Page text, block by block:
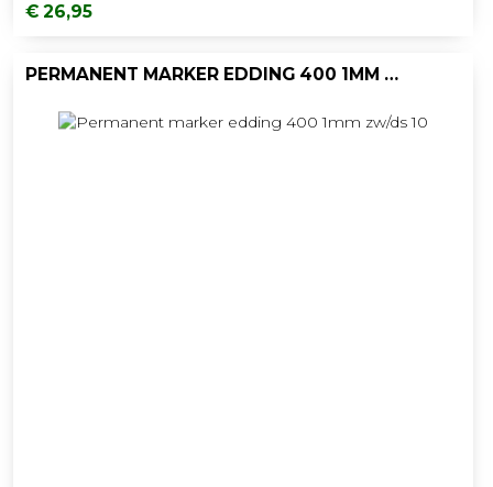
€ 26,95
PERMANENT MARKER EDDING 400 1MM ZW/DS 10